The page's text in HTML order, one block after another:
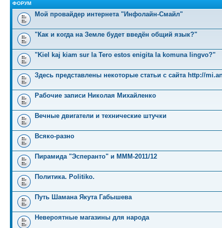
ФОРУМ
Мой провайдер интернета "Инфолайн-Смайл"
"Как и когда на Земле будет введён общий язык?"
"Kiel kaj kiam sur la Tero estos enigita la komuna lingvo?"
Здесь представлены некоторые статьи с сайта http://
Рабочие записи Николая Михайленко
Вечные двигатели и технические штучки
Всяко-разно
Пирамида "Эсперанто" и MMM-2011/12
Политика. Politiko.
Путь Шамана Якута Габышева
Невероятные магазины для народа